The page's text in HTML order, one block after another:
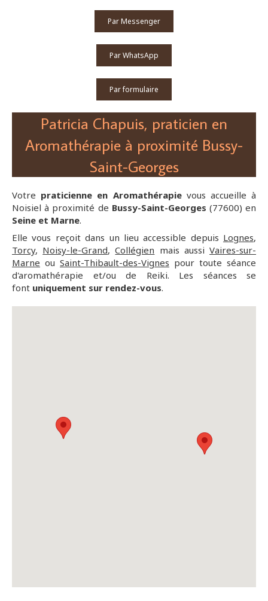
Par Messenger
Par WhatsApp
Par formulaire
Patricia Chapuis, praticien en
Aromathérapie à proximité Bussy-
Saint-Georges
Votre praticienne en Aromathérapievous accueille à
Noisiel à proximité de Bussy-Saint-Georges (77600) en
Seine et Marne.
Elle vous reçoit dans un lieu accessible depuis Lognes,
Torcy, Noisy-le-Grand,Collégien mais aussiVaires-sur-
Marne ou Saint-Thibault-des-Vignes pour toute séance
d'aromathérapie et/ou de Reiki. Les séances se
font uniquement sur rendez-vous.